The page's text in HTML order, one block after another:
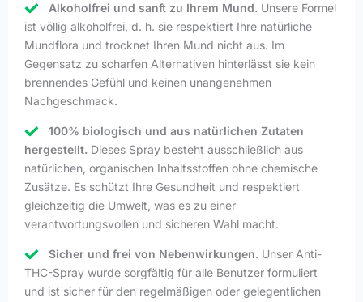
Alkoholfrei und sanft zu Ihrem Mund. Unsere Formel
ist völlig alkoholfrei, d. h. sie respektiert Ihre natürliche
Mundflora und trocknet Ihren Mund nicht aus. Im
Gegensatz zu scharfen Alternativen hinterlässt sie kein
brennendes Gefühl und keinen unangenehmen
Nachgeschmack.
100% biologisch und aus natürlichen Zutaten
hergestellt. Dieses Spray besteht ausschließlich aus
natürlichen, organischen Inhaltsstoffen ohne chemische
Zusätze. Es schützt Ihre Gesundheit und respektiert
gleichzeitig die Umwelt, was es zu einer
verantwortungsvollen und sicheren Wahl macht.
Sicher und frei von Nebenwirkungen. Unser Anti-
THC-Spray wurde sorgfältig für alle Benutzer formuliert
und ist sicher für den regelmäßigen oder gelegentlichen